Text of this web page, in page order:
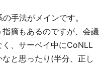
手法がメインです。
摘もあるのですが、会議
、サーベイ中にCoNLL
と思ったり(半分、正し